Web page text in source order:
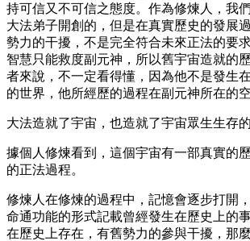
持可信又不可信之態度。作為修煉人，我
大法弟子開創的，但是在真實歷史的發展
勢力的干擾，不是完全符合未來正法的要
智慧只能救度副元神，所以舊宇宙造就的
者來說，不一定看得懂，因為他不是發生
的世界，他所經歷的過程在副元神所在的空
大法造就了宇宙，也造就了宇宙眾生生存的
據個人修煉看到，這個宇宙有一部真實的
的正法過程。
修煉人在修煉的過程中，記憶會逐步打開
命通功能的形式記載曾經發生在歷史上的
在歷史上存在，有舊勢力的參與干擾，那